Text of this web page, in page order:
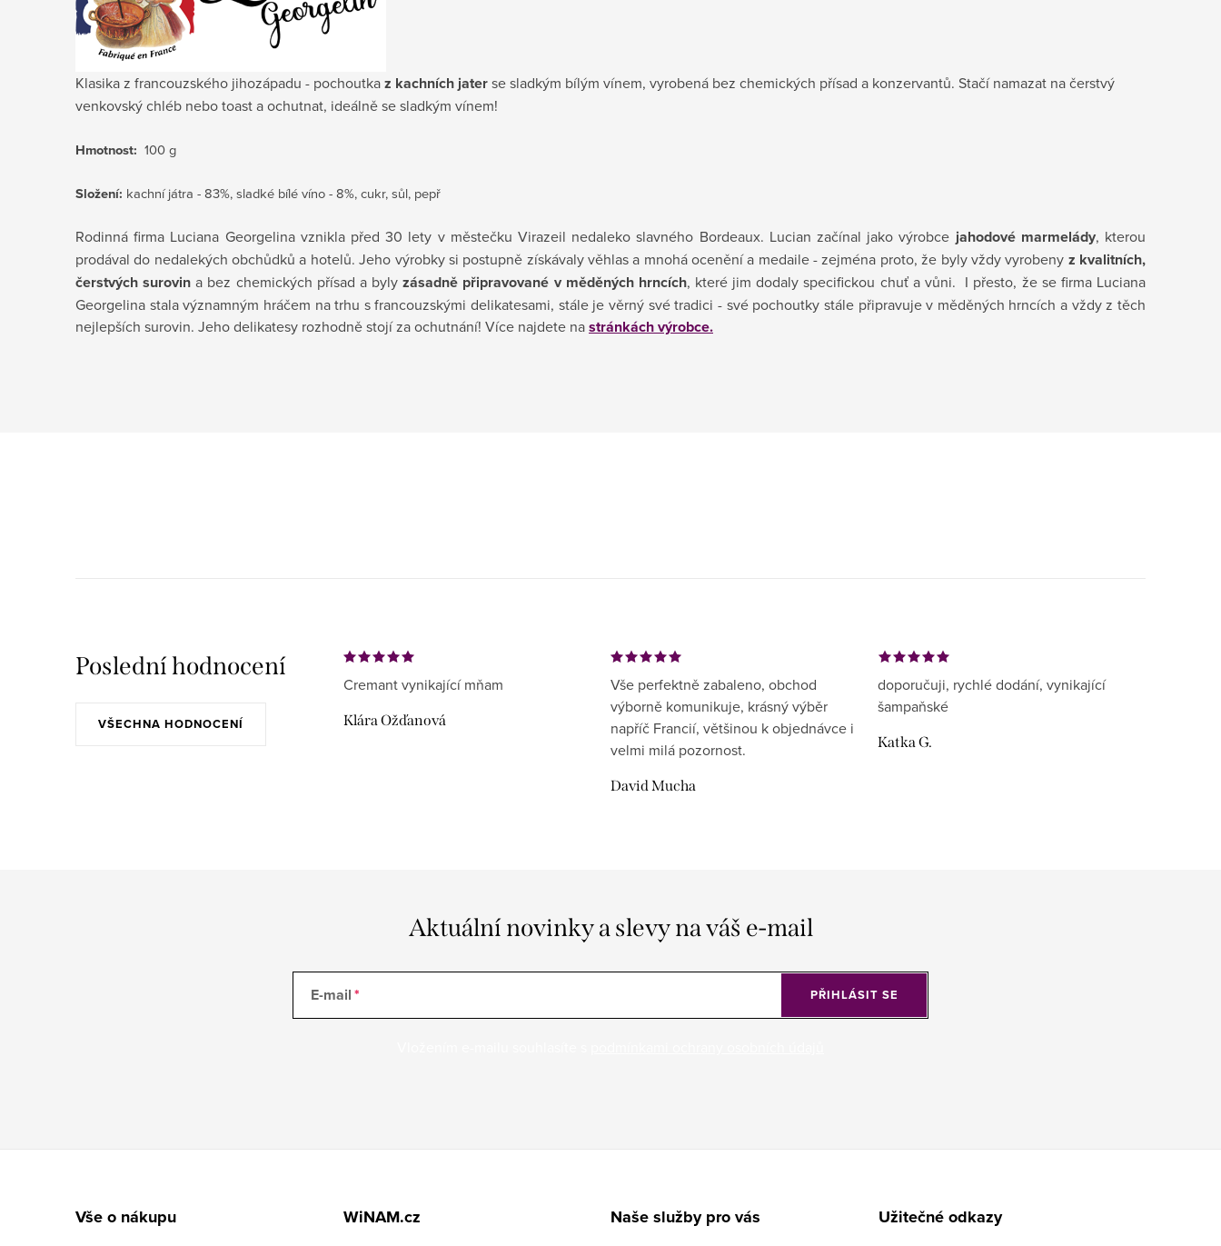
Klasika z francouzského jihozápadu - pochoutkaz kachních jaterse sladkým bílým vínem, vyrobená bez chemických přísad a konzervantů. Stačí namazat na čerstvý
venkovský chléb nebo toast a ochutnat, ideálně se sladkým vínem!
Hmotnost: 100 g
Složení: kachní játra - 83%, sladké bílé víno - 8%, cukr, sůl, pepř
Rodinná firma Luciana Georgelina vznikla před 30 lety v městečku Virazeil nedaleko slavného Bordeaux. Lucian začínal jako výrobce jahodové marmelády, kterou
prodával do nedalekých obchůdků a hotelů. Jeho výrobky si postupně získávaly věhlas a mnohá ocenění a medaile - zejména proto, že byly vždy vyrobeny z kvalitních,
čerstvých surovin a bez chemických přísad a bylyzásadně připravované v měděných hrncích, které jim dodaly specifickou chuť a vůni. I přesto, že se firma Luciana
Georgelina stala významným hráčem na trhu s francouzskými delikatesami, stále je věrný své tradici - své pochoutky stále připravuje v měděných hrncích a vždy z těch
nejlepších surovin. Jeho delikatesy rozhodně stojí za ochutnání! Více najdete nastránkách výrobce.
Poslední hodnocení
VŠECHNA HODNOCENÍ
Cremant vynikající mňam
Klára Ožďanová
Vše perfektně zabaleno, obchod
výborně komunikuje, krásný výběr
napříč Francií, většinou k objednávce i
velmi milá pozornost.
David Mucha
doporučuji, rychlé dodání, vynikající
šampaňské
Katka G.
Aktuální novinky a slevy na váš e-mail
E-mail PŘIHLÁSIT SE
Vše o nákupu WiNAM.cz Naše služby pro vás Užitečné odkazy